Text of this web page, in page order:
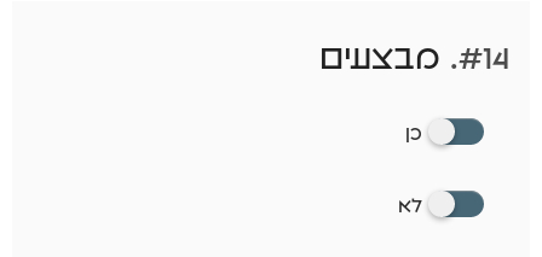
#14. מבצעים
כן
לא